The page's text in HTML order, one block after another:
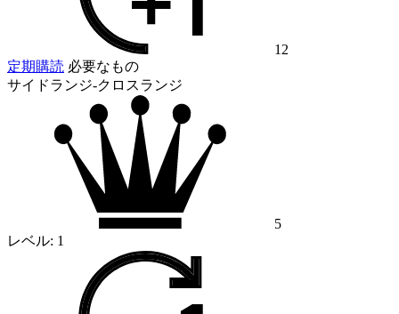
12
定期購読 必要なもの
サイドランジ-クロスランジ
5
レベル: 1